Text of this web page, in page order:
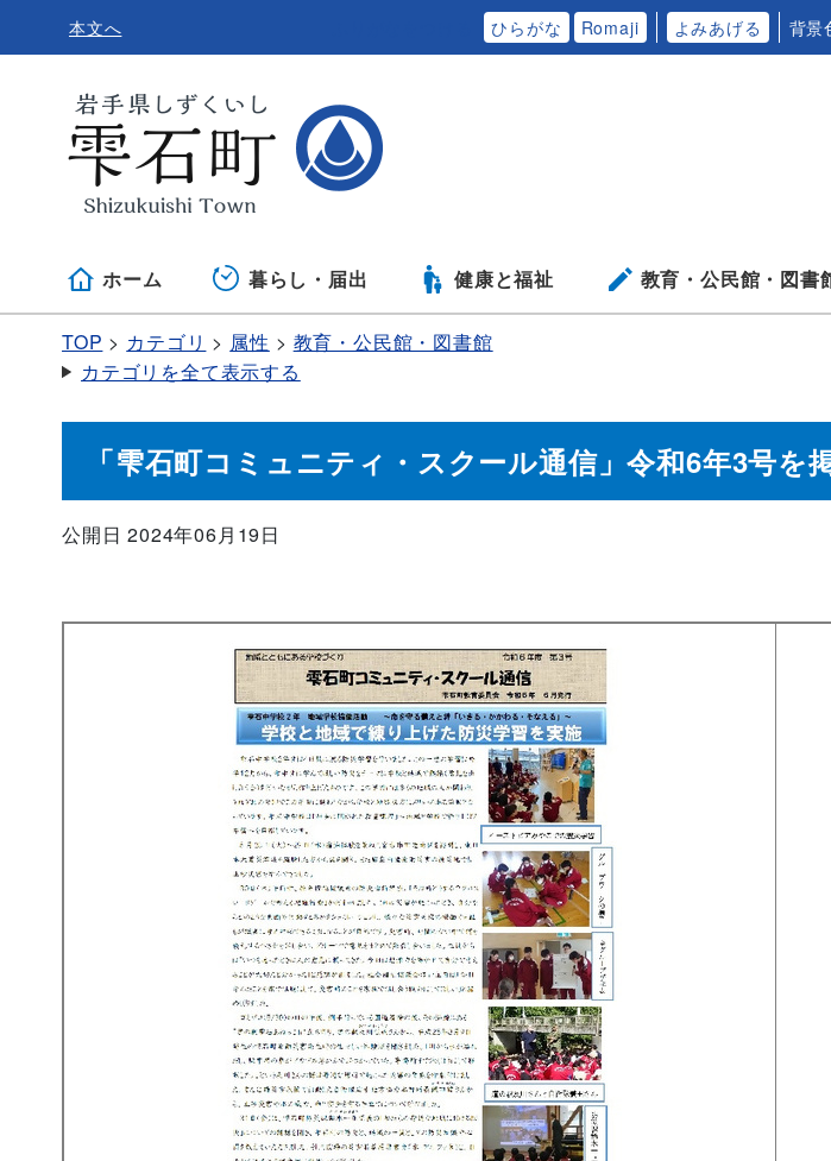
本文へ ひらがな Romaji よみあげる 背景
ホーム 暮らし・届出 健康と福祉 教育・公民館・ 図書
TOP カテゴリ 属性
教育・公民館・図書館
カテゴリを全て表示する
「雫石町コミュニティ・スクール通信」令和6年3号を
公開日 2024年06月19日